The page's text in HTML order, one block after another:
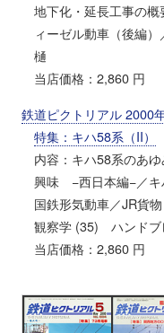
地下化・延長工事の
ィーゼル動車（後編
樋
当店価格：2,860 円
鉄道ピクトリアル 2000
特集：キハ58系（II）
内容：キハ58系のあ
興味 −西日本編−／キ
国鉄形気動車／JR貨
観察学 (35) ハンドブ
当店価格：2,860 円